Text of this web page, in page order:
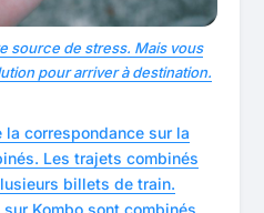
source de stress. Mais vous
pour arriver à destination.
la correspondance sur la
Les trajets combinés
billets de train.